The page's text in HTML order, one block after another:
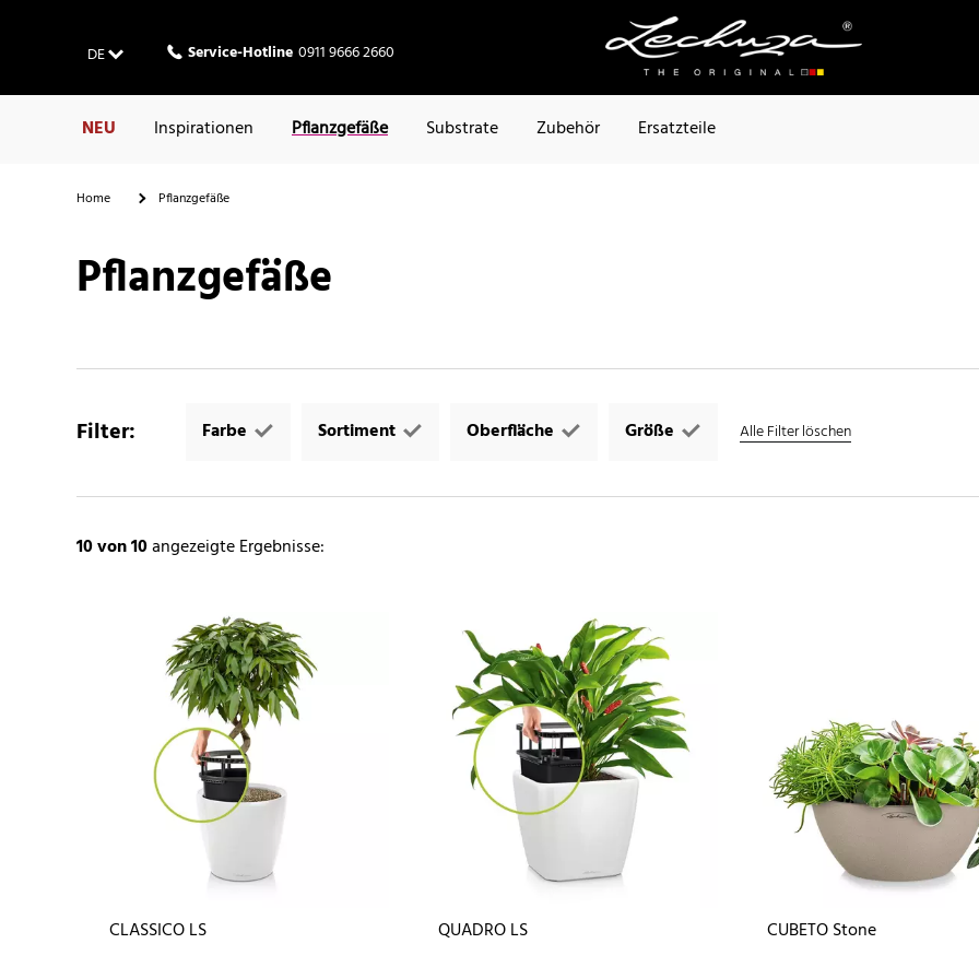
DE Service-Hotline 0911 9666 2660
NEU Inspirationen Pflanzgefäße Substrate Zubehör Ersatzteile
Home Pflanzgefäße
Pflanzgefäße
Filter: Farbe Sortiment Oberfläche Größe Alle Filter löschen
10von 10angezeigte Ergebnisse:
CLASSICO LS QUADRO LS CUBETO Stone